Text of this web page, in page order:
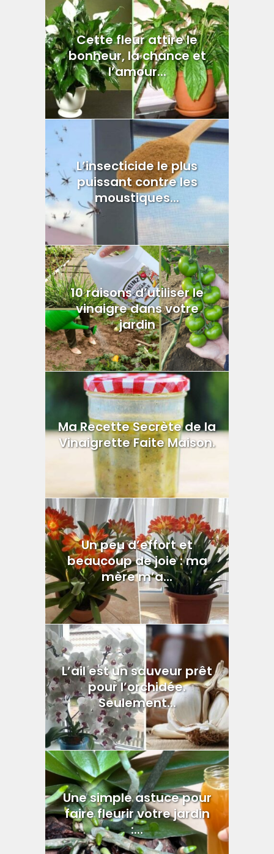
Cette fleur attire le
bonheur, la chance et
l’amour...
L’insecticide le plus
puissant contre les
moustiques...
10 raisons d’utiliser le
vinaigre dans votre
jardin
Ma Recette Secrète de la
Vinaigrette Faite Maison.
Un peu d’effort et
beaucoup de joie : ma
mère m’a...
L’ail est un sauveur prêt
pour l’orchidée.
Seulement...
Une simple astuce pour
faire fleurir votre jardin
:...